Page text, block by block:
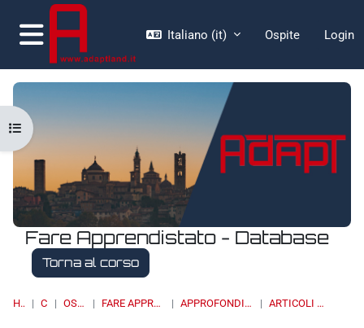
Vai al contenuto principale
Pannello laterale
Italiano ‎(it)‎ Ospite Login
Fare Apprendistato - Database
Torna al corso
HOME CORSI OSSERVATORI FARE APPRENDISTATO - DATABASE APPROFONDIMENTI, STUDI E RICERCHE ARTICOLI E SAGGI DI DOTTRINA
Apri indice del corso